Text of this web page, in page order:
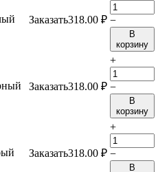
Заказать318.00 ₽ −
В
корзину
Заказать318.00 ₽
+
−
В
корзину
Заказать318.00 ₽
+
−
В